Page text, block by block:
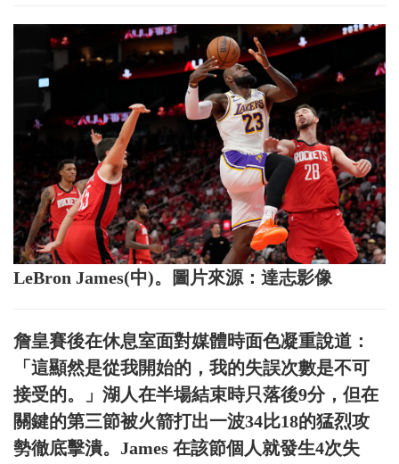
LeBron James(中)。圖片來源：達志影像
詹皇賽後在休息室面對媒體時面色凝重說道：
「這顯然是從我開始的，我的失誤次數是不可
接受的。」湖人在半場結束時只落後9分，但在
關鍵的第三節被火箭打出一波34比18的猛烈攻
勢徹底擊潰。James 在該節個人就發生4次失